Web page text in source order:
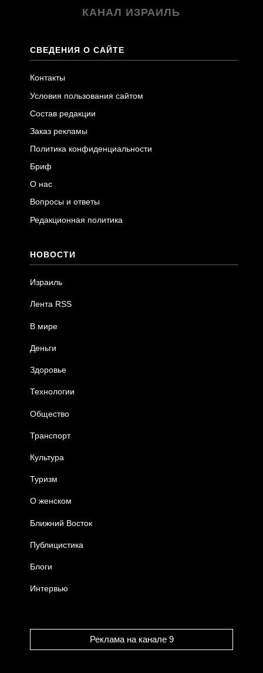
КАНАЛ ИЗРАИЛЬ
СВЕДЕНИЯ О САЙТЕ
Контакты
Условия пользования сайтом
Состав редакции
Заказ рекламы
Политика конфиденциальности
Бриф
О нас
Вопросы и ответы
Редакционная политика
НОВОСТИ
Израиль
Лента RSS
В мире
Деньги
Здоровье
Технологии
Общество
Транспорт
Культура
Туризм
О женском
Ближний Восток
Публицистика
Блоги
Интервью
Реклама на канале 9